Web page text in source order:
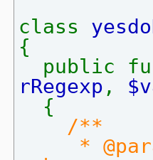
class
{
public
rRegexp ,
{
/**
*